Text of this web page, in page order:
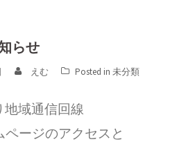
らせ
えむ Posted in 未分類
地域通信回線
ページのアクセス と